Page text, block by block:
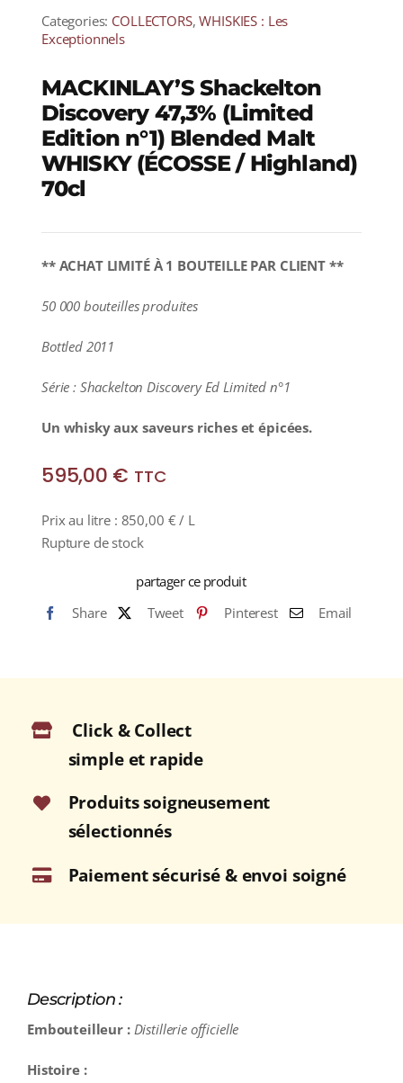
Categories: COLLECTORS,WHISKIES : Les
Exceptionnels
MACKINLAY’S Shackelton
Discovery 47,3% (Limited
Edition n°1) Blended Malt
WHISKY (ÉCOSSE / Highland)
70cl
** ACHAT LIMITÉ À 1 BOUTEILLE PAR CLIENT **
50 000 bouteilles produites
Bottled 2011
Série : Shackelton Discovery Ed Limited n°1
Un whisky aux saveurs riches et épicées.
595,00 € TTC
Prix au litre : 850,00 € / L
Rupture de stock
partager ce produit
Share
Tweet Pinterest Email
Click & Collect
simple et rapide
Produits soigneusement
sélectionnés
Paiement sécurisé & envoi soigné
Description :
Embouteilleur : Distillerie officielle
Histoire :